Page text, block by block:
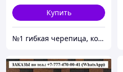
Купить
№1 гибкая черепица, композитная черепица из Европы, по лучшим ценам в Алматы